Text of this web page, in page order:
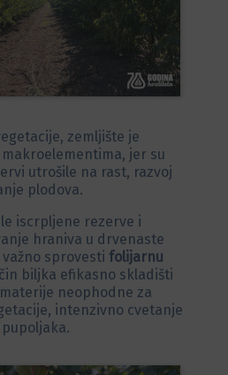
zemljište je
jer su
utrošile na rast, razvoj
plodova.
iscrpljene rezerve i
hraniva u drvenaste
sprovesti folijarnu
biljka efikasno skladišti
neophodne za
intenzivno cvetanje